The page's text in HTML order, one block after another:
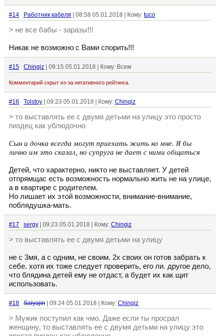
#14 Работник кабеля | 08:58 05.01.2018 | Кому: tuco
> не все бабы - заразы!!!
Никак не возможно с Вами спорить!!!
#15 Chingiz | 09:15 05.01.2018 | Кому: Всем
Комментарий скрыт из-за негативного рейтинга.
#16 Tolstoy | 09:23 05.01.2018 | Кому: Chingiz
> то выставлять ее с двумя детьми на улицу это просто
пиздец как ублюдочно
Сын и дочка всегда могут приехать жить ко мне. Я бы
лично им это сказал, но супруга не дает с ними общаться
Детей, что характерно, никто не выставляет. У детей
отпрямщас есть возможность нормально жить не на улице,
а в квартире с родителем.
Но лишает их этой возможности, внимание-внимание,
поблядушка-мать.
#17 sergy | 09:23 05.01.2018 | Кому: Chingiz
> то выставлять ее с двумя детьми на улицу
не с 3мя, а с одним, не своим. 2х своих он готов забрать к
себе. хотя их тоже следует проверить, его ли. другое дело,
что блядина детей ему не отдаст, а будет их как щит
использовать.
#18 Saiyajin | 09:24 05.01.2018 | Кому: Chingiz
> Мужик поступил как чмо. Даже если ты просрал
женщину, то выставлять ее с двумя детьми на улицу это